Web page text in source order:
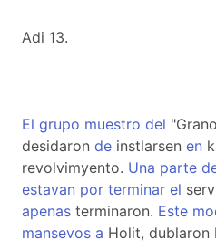
Adi 13.
El grupo muestro del "Grano
desidaron de instlarsen en
revolvimyento. Una parte
estavan por terminar el
apenas terminaron. Este
mansevos a Holit, dublaron